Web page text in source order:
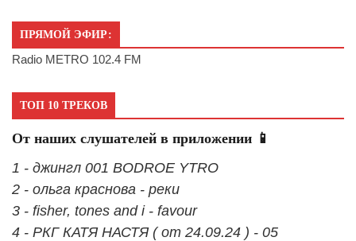
ПРЯМОЙ ЭФИР:
Radio METRO 102.4 FM
ТОП 10 ТРЕКОВ
От наших слушателей в приложении 📱
1 - джингл 001 BODROE YTRO
2 - ольга краснова - реки
3 - fisher, tones and i - favour
4 - РКГ КАТЯ НАСТЯ ( от 24.09.24 ) - 05